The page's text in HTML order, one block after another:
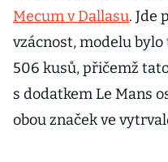
Mecum v Dallasu. Jde
vzácnost, modelu
506 kusů, přičemž
s dodatkem Le Mans
obou značek ve